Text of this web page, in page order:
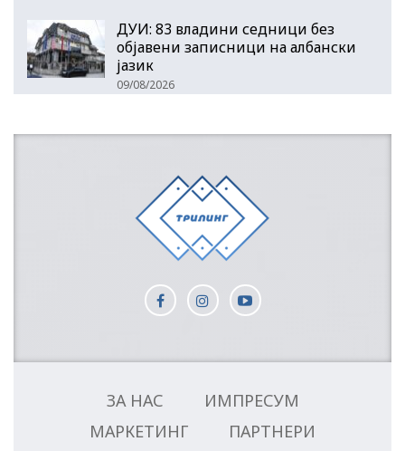
ДУИ: 83 владини седници без
објавени записници на албански
јазик
09/08/2026
ЗА НАС
ИМПРЕСУМ
МАРКЕТИНГ
ПАРТНЕРИ